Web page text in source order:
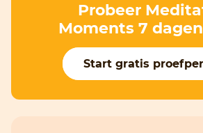
Probeer
Moments 7
Start gratis